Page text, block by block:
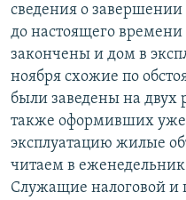
сведения о завершении
до настоящего
закончены и дом в
ноября схожие по
были заведены на
также оформивших уже
эксплуатацию жилые
читаем в
Служащие налоговой и